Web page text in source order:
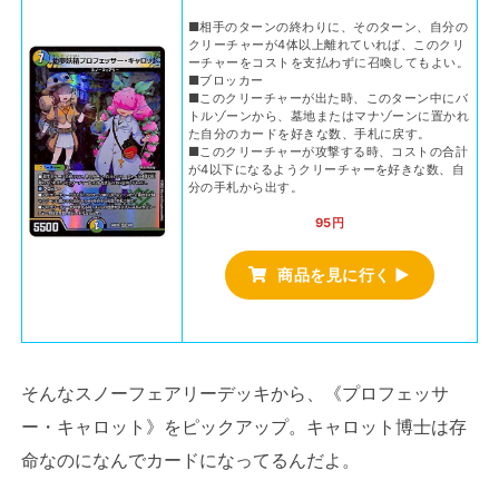
■相手のターンの終わりに、そのターン、自分の
クリーチャーが4体以上離れていれば、このクリ
ーチャーをコストを支払わずに召喚してもよい。
■ブロッカー
■このクリーチャーが出た時、このターン中にバ
トルゾーンから、墓地またはマナゾーンに置かれ
た自分のカードを好きな数、手札に戻す。
■このクリーチャーが攻撃する時、コストの合計
が4以下になるようクリーチャーを好きな数、自
分の手札から出す。
95円
商品を見に行く ▶
そんなスノーフェアリーデッキから、《プロフェッサ
ー・キャロット》をピックアップ。キャロット博士は存
命なのになんでカードになってるんだよ。